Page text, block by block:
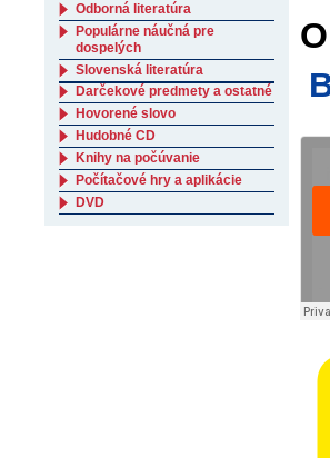
Odborná literatúra
Populárne náučná pre
dospelých
Slovenská literatúra
Darčekové predmety a ostatné
Hovorené slovo
Hudobné CD
Knihy na počúvanie
Počítačové hry a aplikácie
DVD